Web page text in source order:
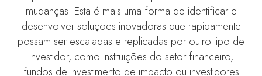
mudanças. Esta é mais uma forma de identificar e
desenvolver soluções inovadoras que rapidamente
possam ser escaladas e replicadas por outro tipo de
investidor, como instituições do setor financeiro,
fundos de investimento de impacto ou investidores